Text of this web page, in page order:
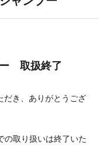
ダーマセプトRX
メント
商品 を見る
取扱終了
だき、ありがとうござ
の取り扱いは終了いた